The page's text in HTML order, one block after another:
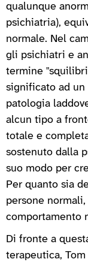
qualunque
psichiatria),
normale. Nel
gli psichiatri e
termine
significato ad
patologia
alcun tipo a
totale e
sostenuto dalla
suo modo per
Per quanto sia
persone
comportamento
Di fronte a
terapeutica,